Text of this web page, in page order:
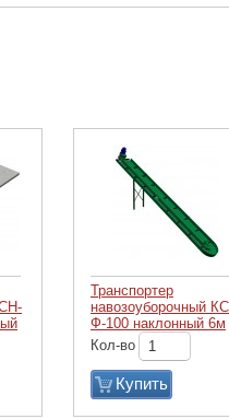
Транспортер
навозоуборочный
Ф-100 наклонный 6м
Кол-во
Купить